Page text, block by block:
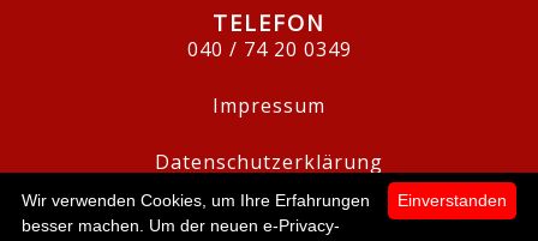
TELEFON
040 / 74 20 0349
Impressum
Datenschutzerklärung
Einverstanden
Wir verwenden Cookies, um Ihre Erfahrungen
besser machen. Um der neuen e-Privacy-